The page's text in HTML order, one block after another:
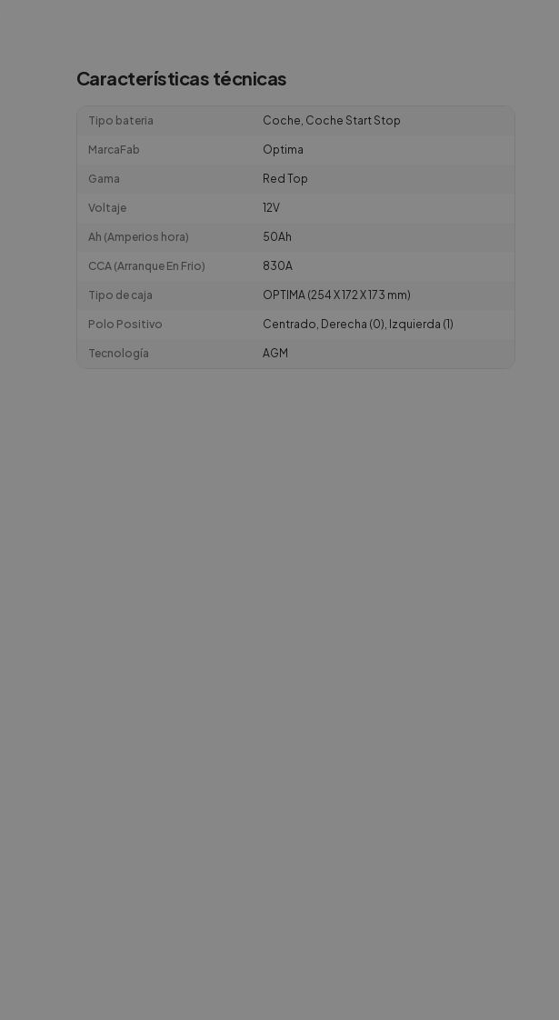
Características técnicas
Tipo bateria Coche, Coche Start Stop
MarcaFab Optima
Gama Red Top
Voltaje 12V
Ah (Amperios hora) 50Ah
CCA (Arranque En Frio) 830A
Tipo de caja OPTIMA (254 X 172 X 173 mm)
Polo Positivo Centrado, Derecha (0), Izquierda (1)
Tecnología AGM